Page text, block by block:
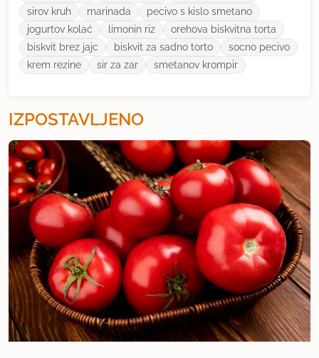
sirov kruh
marinada
pecivo s kislo smetano
jogurtov kolać
limonin riz
orehova biskvitna torta
biskvit brez jajc
biskvit za sadno torto
socno pecivo
krem rezine
sir za zar smetanov krompir
IZPOSTAVLJENO